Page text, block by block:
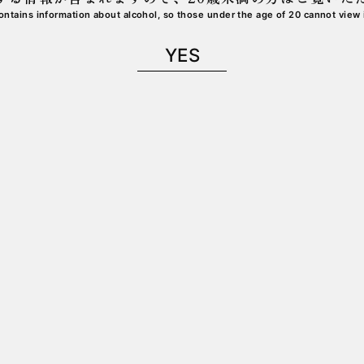
information about alcohol, so those under the age of 20 cannot view
YES